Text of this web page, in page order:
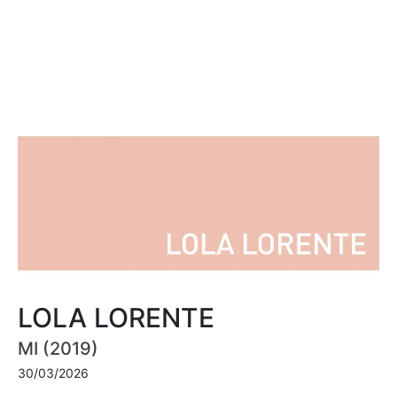
LOLA LORENTE
MI (2019)
30/03/2026